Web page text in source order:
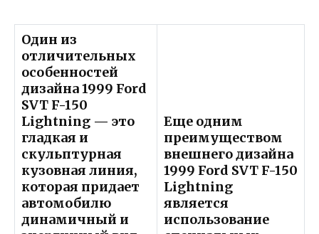
Один из
отличительных
особенностей
дизайна 1999 Ford
SVT F-150
Lightning — это
гладкая и
скульптурная
кузовная линия,
которая придает
автомобилю
динамичный и
Еще одним
преимуществом
внешнего дизайна
1999 Ford SVT F-150
Lightning
является
использование